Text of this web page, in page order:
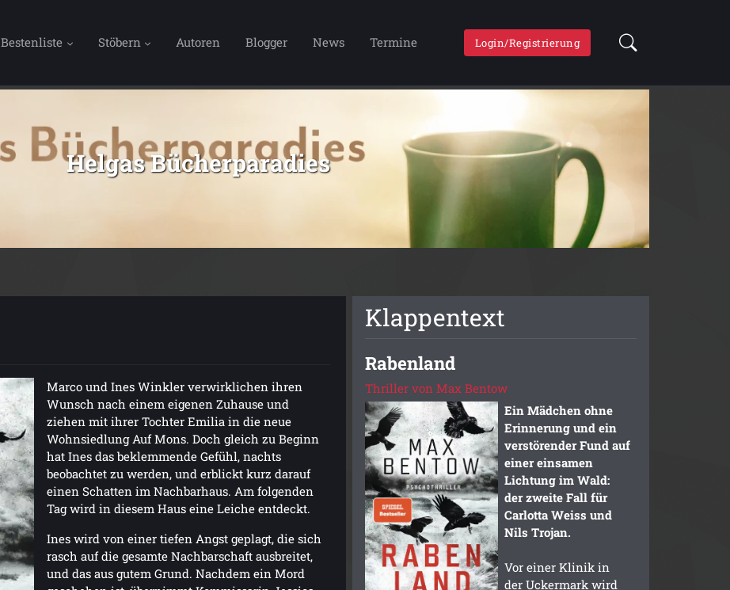
Bestenliste Stöbern Autoren Blogger News Termine Login/Registrierung
Helgas Bücherparadies
Marco und Ines Winkler verwirklichen ihren
Wunsch nach einem eigenen Zuhause und
ziehen mit ihrer Tochter Emilia in die neue
Wohnsiedlung Auf Mons. Doch gleich zu Beginn
hat Ines das beklemmende Gefühl, nachts
beobachtet zu werden, und erblickt kurz darauf
einen Schatten im Nachbarhaus. Am folgenden
Tag wird in diesem Haus eine Leiche entdeckt.
Ines wird von einer tiefen Angst geplagt, die sich
rasch auf die gesamte Nachbarschaft ausbreitet,
und das aus gutem Grund. Nachdem ein Mord
Klappentext
Rabenland
Thriller von Max Bentow
Ein Mädchen ohne
Erinnerung und ein
verstörender Fund auf
einer einsamen
Lichtung im Wald:
der zweite Fall für
Carlotta Weiss und
Nils Trojan.
Vor einer Klinik in
der Uckermark wird